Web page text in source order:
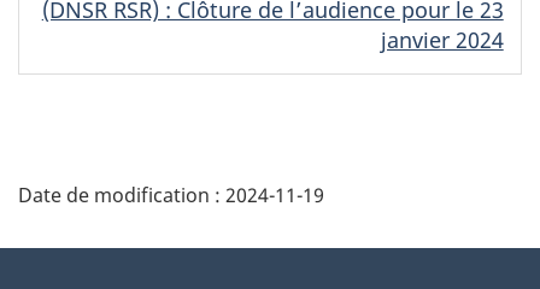
(DNSR RSR) : Clôture de l’audience pour le 23
janvier 2024
é
Date de modification : 2024-11-19